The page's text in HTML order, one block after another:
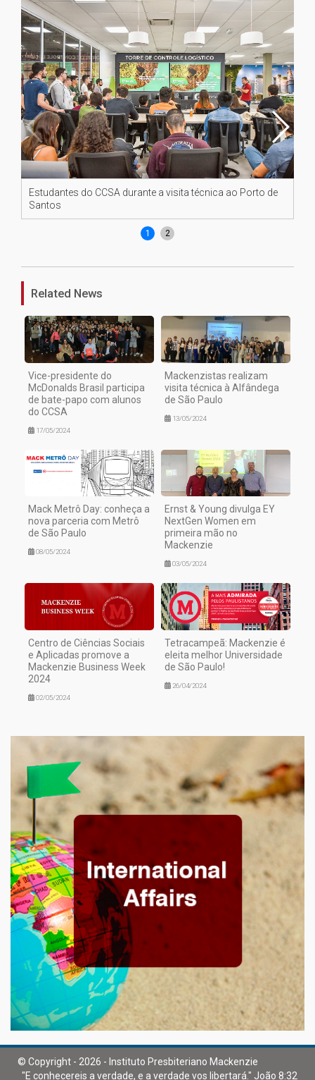
Estudantes do CCSA durante a visita técnica ao Porto de
Santos
1 2
Related News
Vice-presidente do
McDonalds Brasil participa
de bate-papo com alunos
do CCSA
17/05/2024
Mackenzistas realizam
visita técnica à Alfândega
de São Paulo
13/05/2024
Mack Metrô Day: conheça a
nova parceria com Metrô
de São Paulo
08/05/2024
Ernst & Young divulga EY
NextGen Women em
primeira mão no
Mackenzie
03/05/2024
Centro de Ciências Sociais
e Aplicadas promove a
Mackenzie Business Week
2024
02/05/2024
Tetracampeã: Mackenzie é
eleita melhor Universidade
de São Paulo!
26/04/2024
© Copyright - 2026 - Instituto Presbiteriano Mackenzie
"E conhecereis a verdade, e a verdade vos libertará." João 8:32